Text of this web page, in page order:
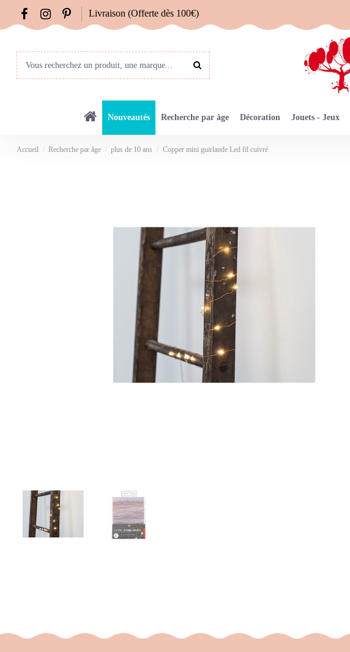
Livraison (Offerte dès 100€)
Nouveautés Recherche par âge Décoration Jouets - Jeux
Accueil Recherche par âge plus de 10 ans Copper mini guirlande Led fil cuivré